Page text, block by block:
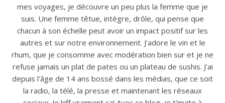
mes voyages, je découvre un peu plus la femme que je
suis. Une femme têtue, intègre, drôle, qui pense que
chacun à son échelle peut avoir un impact positif sur les
autres et sur notre environnement. J'adore le vin et le
rhum, que je consomme avec modération bien sur et je ne
refuse jamais un plat de pates ou un plateau de sushis. J'ai
depuis l'âge de 14 ans bossé dans les médias, que ce soit
la radio, la télé, la presse et maintenant les réseaux